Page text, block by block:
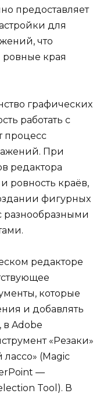
предоставляет
для
что
ровные края
графических
работать с
процесс
При
редактора
ровность краёв,
фигурных
разнообразными
редакторе
которые
и добавлять
Adobe
«Резаки»
(Magic
—
Tool). В